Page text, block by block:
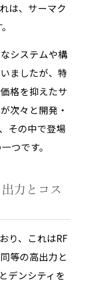
は、 サーマク
システムや構
ましたが、特
価格を抑えたサ
次々と開発・
その中で登場
つです。
力とコス
り、これはRF
等の高出力と
デンシティを